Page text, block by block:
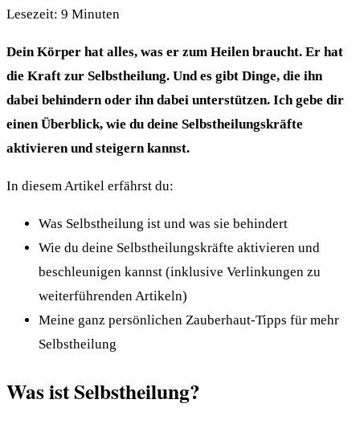
Lesezeit: 9 Minuten
Dein Körper hat alles, was er zum Heilen braucht. Er hat
die Kraft zur Selbstheilung. Und es gibt Dinge, die ihn
dabei behindern oder ihn dabei unterstützen. Ich gebe dir
einen Überblick, wie du deine Selbstheilungskräfte
aktivieren und steigern kannst.
In diesem Artikel erfährst du:
Was Selbstheilung ist und was sie behindert
Wie du deine Selbstheilungskräfte aktivieren und
beschleunigen kannst (inklusive Verlinkungen zu
weiterführenden Artikeln)
Meine ganz persönlichen Zauberhaut-Tipps für mehr
Selbstheilung
Was ist Selbstheilung?